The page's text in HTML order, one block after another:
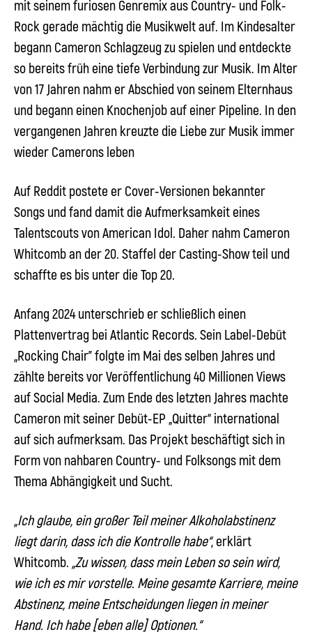
mit seinem furiosen Genremix aus Country- und Folk-
Rock gerade mächtig die Musikwelt auf. Im Kindesalter
begann Cameron Schlagzeug zu spielen und entdeckte
so bereits früh eine tiefe Verbindung zur Musik. Im Alter
von 17 Jahren nahm er Abschied von seinem Elternhaus
und begann einen Knochenjob auf einer Pipeline. In den
vergangenen Jahren kreuzte die Liebe zur Musik immer
wieder Camerons leben
Auf Reddit postete er Cover-Versionen bekannter
Songs und fand damit die Aufmerksamkeit eines
Talentscouts von American Idol. Daher nahm Cameron
Whitcomb an der 20. Staffel der Casting-Show teil und
schaffte es bis unter die Top 20.
Anfang 2024 unterschrieb er schließlich einen
Plattenvertrag bei Atlantic Records. Sein Label-Debüt
„Rocking Chair” folgte im Mai des selben Jahres und
zählte bereits vor Veröffentlichung 40 Millionen Views
auf Social Media. Zum Ende des letzten Jahres machte
Cameron mit seiner Debüt-EP „Quitter“ international
auf sich aufmerksam. Das Projekt beschäftigt sich in
Form von nahbaren Country- und Folksongs mit dem
Thema Abhängigkeit und Sucht.
„Ich glaube, ein großer Teil meiner Alkoholabstinenz
liegt darin, dass ich die Kontrolle habe“, erklärt
Whitcomb. „Zu wissen, dass mein Leben so sein wird,
wie ich es mir vorstelle. Meine gesamte Karriere, meine
Abstinenz, meine Entscheidungen liegen in meiner
Hand. Ich habe [eben alle] Optionen.“